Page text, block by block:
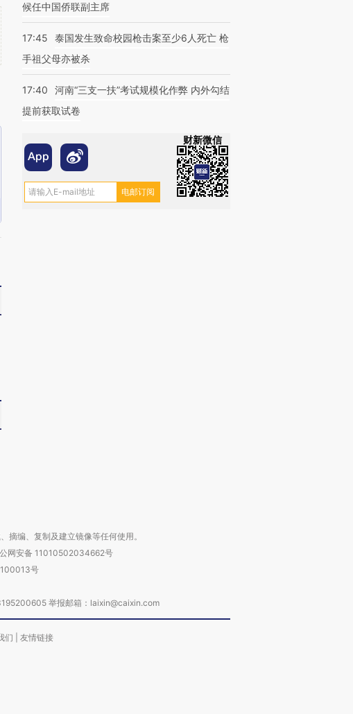
航飞行员跨国走私7万
推广】走进第四届链博
候任中国侨联副主席
17:45
泰国发生致命校园枪击案至少6人死亡 枪
手祖父母亦被杀
17:40
河南“三支一扶”考试规模化作弊 内外勾结
提前获取试卷
财新微信
摘编、复制及建立镜像等任何使用。
网安备 11010502034662号
号
举报邮箱：laixin@caixin.com
们 友情链接